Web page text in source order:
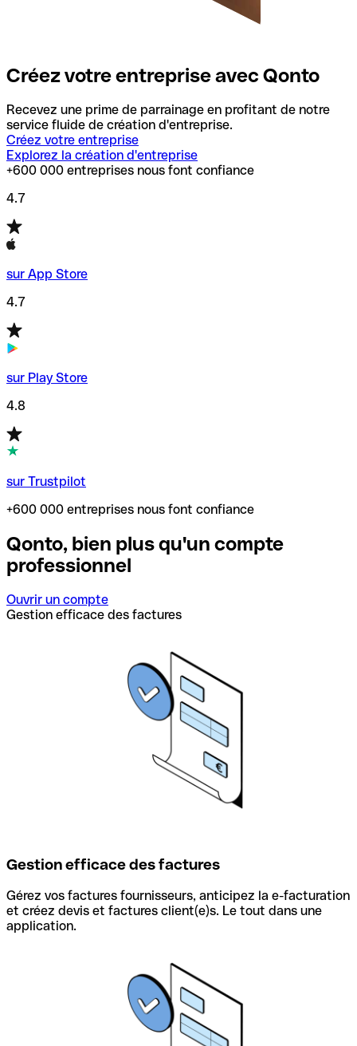
Créez votre entreprise avec Qonto
Recevez une prime de parrainage en profitant de notre
service fluide de création d'entreprise.
Créez votre entreprise
Explorez la création d'entreprise
+600 000 entreprises nous font confiance
4.7
sur App Store
4.7
sur Play Store
4.8
sur Trustpilot
+600 000 entreprises nous font confiance
Qonto, bien plus qu'un compte
professionnel
Ouvrir un compte
Gestion efficace des factures
Gestion efficace des factures
Gérez vos factures fournisseurs, anticipez la e-facturation
et créez devis et factures client(e)s. Le tout dans une
application.